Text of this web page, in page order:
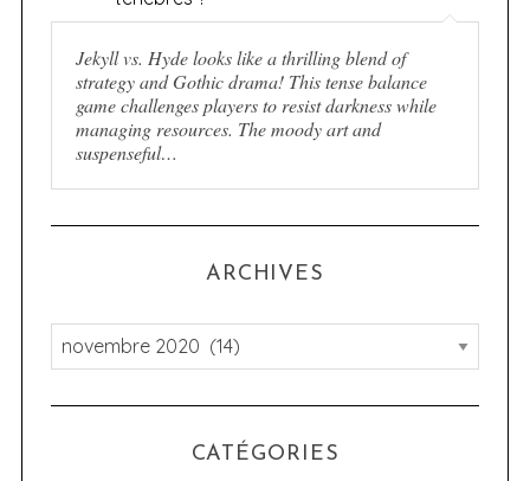
Jekyll vs. Hyde looks like a thrilling blend of
strategy and Gothic drama! This tense balance
game challenges players to resist darkness while
managing resources. The moody art and
suspenseful…
ARCHIVES
A
r
c
CATÉGORIES